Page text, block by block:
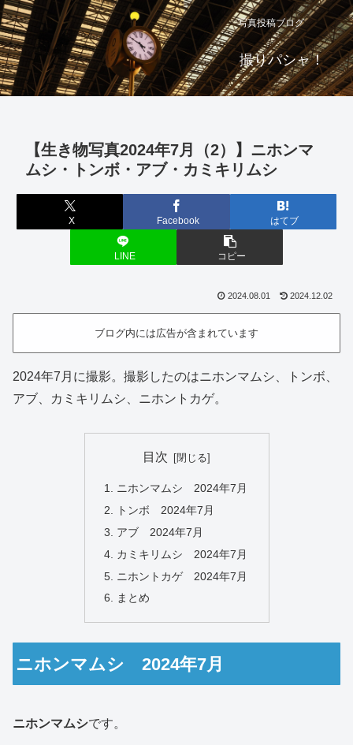
写真投稿ブログ
撮りパシャ！
【生き物写真2024年7月（2）】ニホンマ
ムシ・トンボ・アブ・カミキリムシ
X Facebook はてブ
LINE コピー
2024.08.01 2024.12.02
ブログ内には広告が含まれています
2024年7月に撮影。撮影したのはニホンマムシ、トンボ、
アブ、カミキリムシ、ニホントカゲ。
目次
ニホンマムシ 2024年7月
トンボ 2024年7月
アブ 2024年7月
カミキリムシ 2024年7月
ニホントカゲ 2024年7月
まとめ
ニホンマムシ 2024年7月
ニホンマムシです。